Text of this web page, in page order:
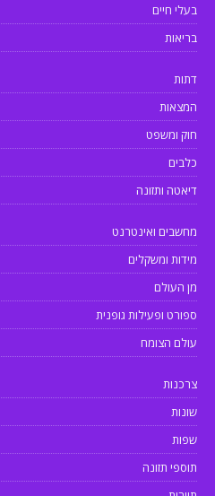
בעלי חיים
בריאות
דתות
המצאות
חוק ומשפט
כלבים
דיאטה ותזונה
מחשבים ואינטרנט
מידות ומשקלים
מן העולם
ספורט ופעילות גופנית
עולם הצומח
צרכנות
שונות
שפות
תוספי תזונה